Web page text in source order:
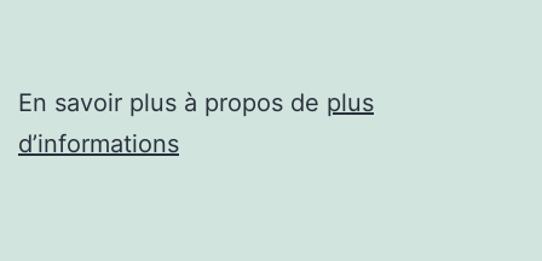
En savoir plus à propos de plus
d’informations